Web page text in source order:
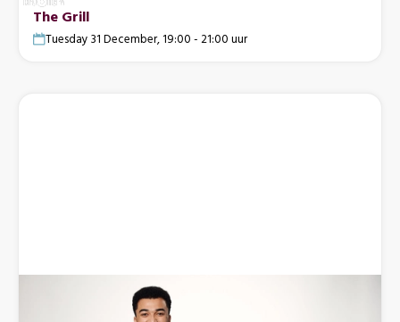
The Grill
Tuesday 31 December, 19:00 - 21:00 uur